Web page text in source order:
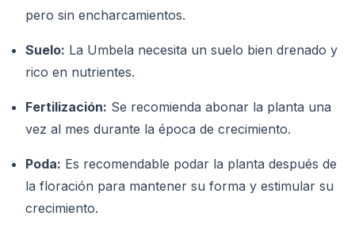
pero sin encharcamientos.
Suelo: La Umbela necesita un suelo bien drenado y
rico en nutrientes.
Fertilización: Se recomienda abonar la planta una
vez al mes durante la época de crecimiento.
Poda: Es recomendable podar la planta después de
la floración para mantener su forma y estimular su
crecimiento.